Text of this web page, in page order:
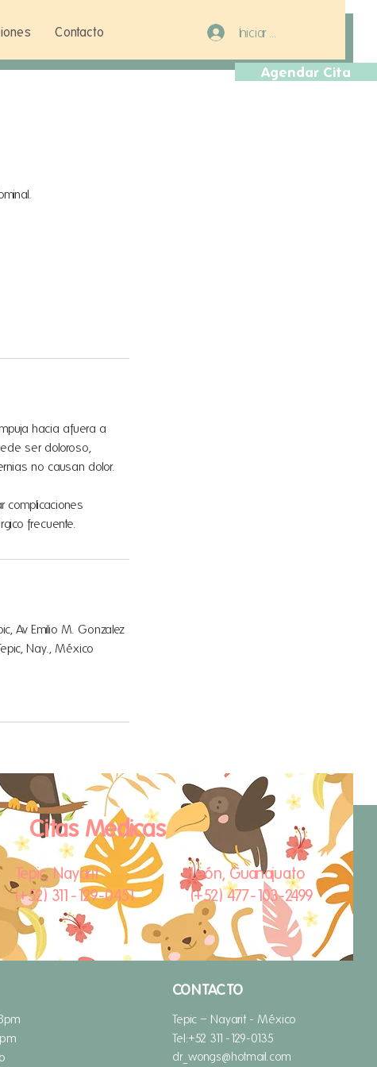
Agendar Cita
Contacto Iniciar sesión
hacia afuera a
ser doloroso,
no causan dolor.
complicaciones
frecuente.
Av Emilio M. Gonzalez
Nay., México
CONTACTO
Tepic – Nayarit - México
Tel:+52 311-129-0135
dr_wongs@hotmail.com
Citas Medicas
Tepic, Nayarit
(​+52) 311-129-0451
León, Guanajuato
(​+52) 477-103-2499